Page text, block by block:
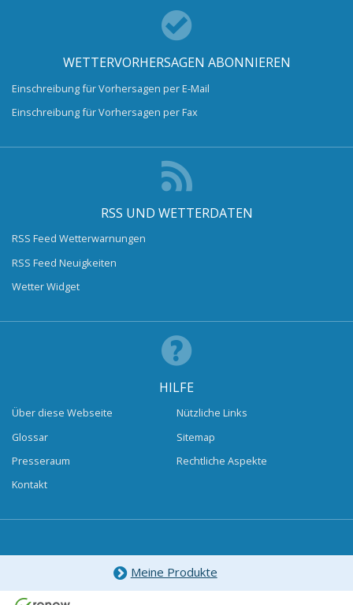
WETTERVORHERSAGEN ABONNIEREN
Einschreibung für Vorhersagen per E-Mail
Einschreibung für Vorhersagen per Fax
RSS UND WETTERDATEN
RSS Feed Wetterwarnungen
RSS Feed Neuigkeiten
Wetter Widget
HILFE
Über diese Webseite
Glossar
Presseraum
Kontakt
Nützliche Links
Sitemap
Rechtliche Aspekte
Meine Produkte